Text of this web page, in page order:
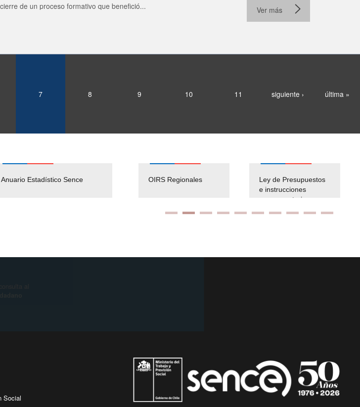
de un proceso formativo que benefició... Ver más
7 8 9 10 11 siguiente › última »
Anuario Estadístico Sence
Solicitud Audiencias y
OIRS Regionales
Ley de Presupuestos
e instrucciones
presuspuetarias
Social